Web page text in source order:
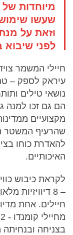
מיוחדות
שעשו
וזאת על
לפני
חיילי המשמר
נושאי טילים
הם גם זכו למנה
מקצועיים
שהרעיף המשטר
להאדרת כוחו
האיכותיים.
לקראת כיבוש
חיילים. אחת
בצניחה ובנחיתה